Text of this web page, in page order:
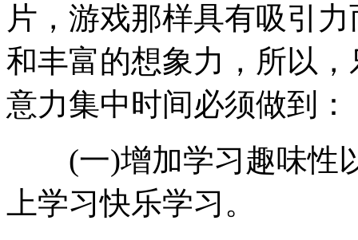
片，游戏那样具有吸引
和丰富的想象力，所以
意力集中时间必须做到：
(一)增加学习趣味性
上学习快乐学习。